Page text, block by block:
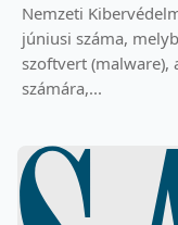
Nemzeti
júniusi száma,
szoftvert (malware),
számára,...